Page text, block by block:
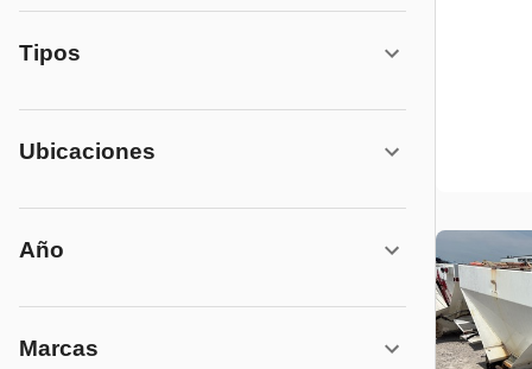
Tipos
Ubicaciones
Año
Marcas